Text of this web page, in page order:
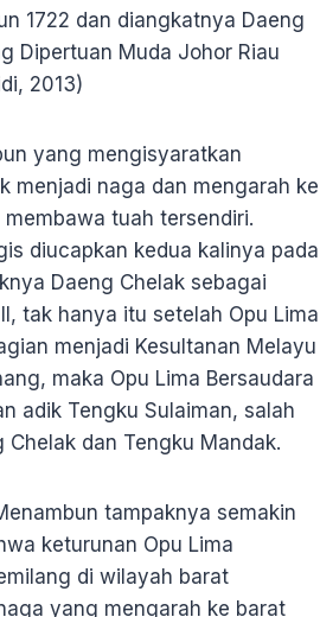
1722 dan diangkatnya Daeng
Dipertuan Muda Johor Riau
2013)
yang mengisyaratkan
menjadi naga dan mengarah ke
tuah tersendiri.
diucapkan kedua kalinya pada
Daeng Chelak sebagai
tak hanya itu setelah Opu Lima
menjadi Kesultanan Melayu
maka Opu Lima Bersaudara
adik Tengku Sulaiman, salah
dan Tengku Mandak.
tampaknya semakin
keturunan Opu Lima
di wilayah barat
yang mengarah ke barat